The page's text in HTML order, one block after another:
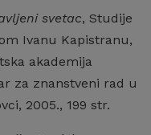
svetac, Studije
Ivanu Kapistranu,
akademija
za znanstveni rad u
2005., 199 str.